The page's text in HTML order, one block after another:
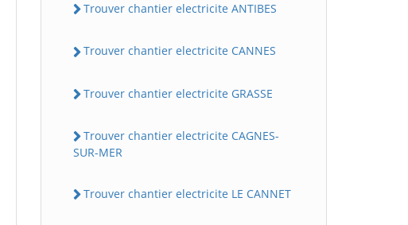
Trouver chantier electricite ANTIBES
Trouver chantier electricite CANNES
Trouver chantier electricite GRASSE
Trouver chantier electricite CAGNES-
SUR-MER
Trouver chantier electricite LE CANNET